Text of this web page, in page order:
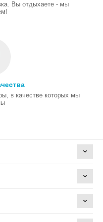
Вы отдыхаете - мы
в качестве которых мы